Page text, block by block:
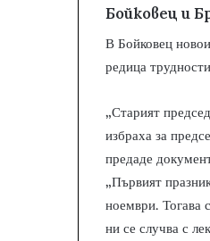
Бойковец и
В Бойковец
редица
„Старият
избраха за
предаде
„Първият
ноември. Тогава
ни се случва с